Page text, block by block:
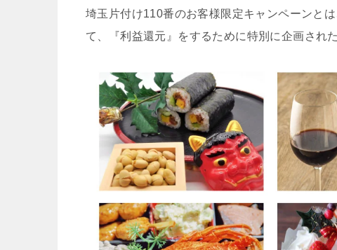
埼玉片付け110番のお客様限定キャンペーンと
て、『利益還元』をするために特別に企画され